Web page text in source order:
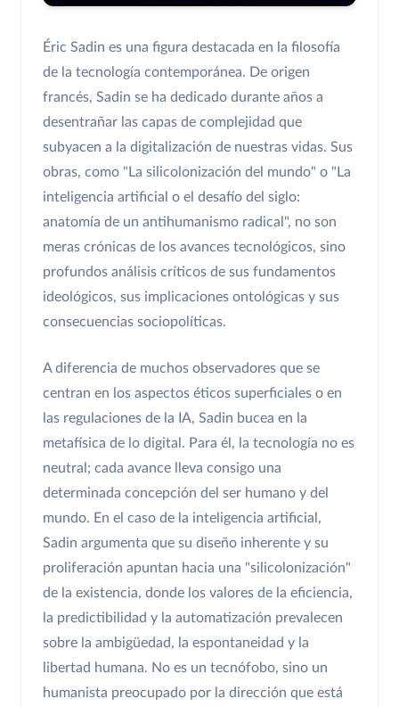
Éric Sadin es una figura destacada en la filosofía
de la tecnología contemporánea. De origen
francés, Sadin se ha dedicado durante años a
desentrañar las capas de complejidad que
subyacen a la digitalización de nuestras vidas. Sus
obras, como "La silicolonización del mundo" o "La
inteligencia artificial o el desafío del siglo:
anatomía de un antihumanismo radical", no son
meras crónicas de los avances tecnológicos, sino
profundos análisis críticos de sus fundamentos
ideológicos, sus implicaciones ontológicas y sus
consecuencias sociopolíticas.
A diferencia de muchos observadores que se
centran en los aspectos éticos superficiales o en
las regulaciones de la IA, Sadin bucea en la
metafísica de lo digital. Para él, la tecnología no es
neutral; cada avance lleva consigo una
determinada concepción del ser humano y del
mundo. En el caso de la inteligencia artificial,
Sadin argumenta que su diseño inherente y su
proliferación apuntan hacia una "silicolonización"
de la existencia, donde los valores de la eficiencia,
la predictibilidad y la automatización prevalecen
sobre la ambigüedad, la espontaneidad y la
libertad humana. No es un tecnófobo, sino un
humanista preocupado por la dirección que está